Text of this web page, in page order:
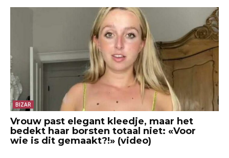
BIZAR
Vrouw past elegant kleedje, maar het
bedekt haar borsten totaal niet: «Voor
wie is dit gemaakt?!» (video)